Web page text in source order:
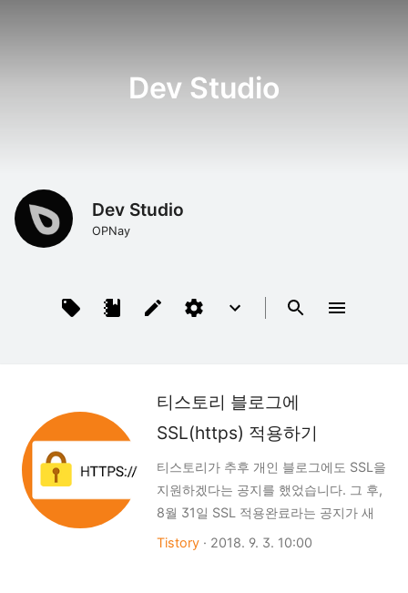
Dev Studio
Dev Studio
OPNay
티스토리 블로그에
SSL(https) 적용하기
티스토리가 추후 개인 블로그에도 SSL을
지원하겠다는 공지를 했었습니다. 그 후,
8월 31일 SSL 적용완료라는 공지가 새
롭게 올라오면서 개인 블로그에도 SSL이
Tistory · 2018. 9. 3. 10:00